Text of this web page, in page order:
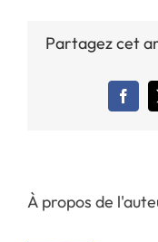
Partagez cet
À propos de